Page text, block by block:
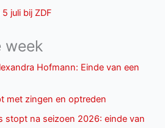
juli bij ZDF
week
Hofmann: Einde van een
met zingen en optreden
stopt na seizoen 2026: einde van